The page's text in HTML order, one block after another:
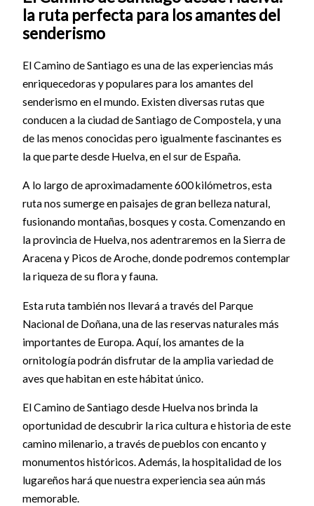
la ruta perfecta para los amantes del
senderismo
El Camino de Santiago es una de las experiencias más
enriquecedoras y populares para los amantes del
senderismo en el mundo. Existen diversas rutas que
conducen a la ciudad de Santiago de Compostela, y una
de las menos conocidas pero igualmente fascinantes es
la que parte desde Huelva, en el sur de España.
A lo largo de aproximadamente 600 kilómetros, esta
ruta nos sumerge en paisajes de gran belleza natural,
fusionando montañas, bosques y costa. Comenzando en
la provincia de Huelva, nos adentraremos en la Sierra de
Aracena y Picos de Aroche, donde podremos contemplar
la riqueza de su flora y fauna.
Esta ruta también nos llevará a través del Parque
Nacional de Doñana, una de las reservas naturales más
importantes de Europa. Aquí, los amantes de la
ornitología podrán disfrutar de la amplia variedad de
aves que habitan en este hábitat único.
El Camino de Santiago desde Huelva nos brinda la
oportunidad de descubrir la rica cultura e historia de este
camino milenario, a través de pueblos con encanto y
monumentos históricos. Además, la hospitalidad de los
lugareños hará que nuestra experiencia sea aún más
memorable.